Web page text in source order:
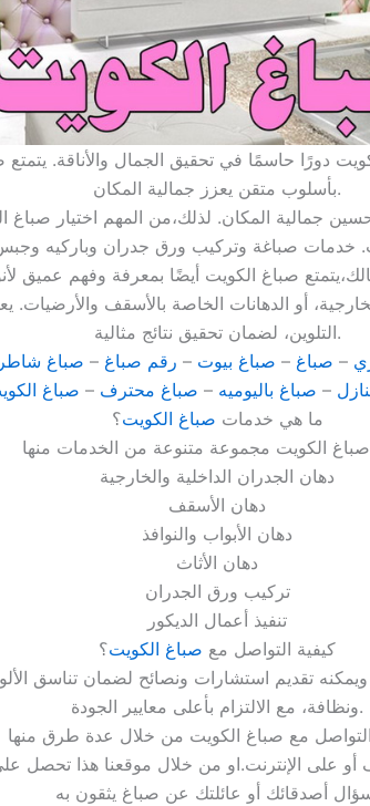
دورًا حاسمًا في تحقيق الجمال والأناقة. يتمتع
بأسلوب متقن يعزز جمالية المكان.
جمالية المكان. لذلك،من المهم اختيار صباغ
صباغ الكويت أيضًا بمعرفة وفهم عميق
أو الدهانات الخاصة بالأسقف
التلوين، لضمان تحقيق نتائج مثالية.
– صباغ – صباغ بيوت – رقم صباغ – صباغ شاطر
– صباغ باليوميه – صباغ محترف – صباغ
ما هي خدمات صباغ الكويت؟
دهان الجدران الداخلية والخارجية
دهان الأسقف
دهان الأبواب والنوافذ
دهان الأثاث
تركيب ورق الجدران
تنفيذ أعمال الديكور
كيفية التواصل مع صباغ الكويت؟
تقديم استشارات ونصائح لضمان تناسق
ونظافة، مع الالتزام بأعلى معايير الجودة.
على الإنترنت.او من خلال موقعنا هذا تحصل